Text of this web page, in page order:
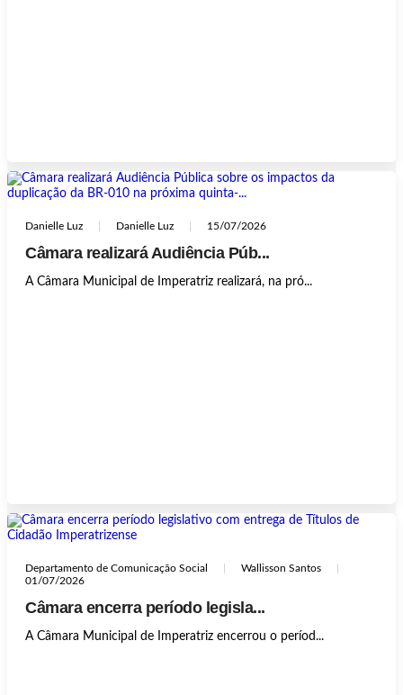
Danielle Luz Danielle Luz 15/07/2026
Câmara realizará Audiência Púb...
A Câmara Municipal de Imperatriz realizará, na pró...
Departamento de Comunicação Social
Wallisson Santos
01/07/2026
Câmara encerra período legisla...
A Câmara Municipal de Imperatriz encerrou o períod...